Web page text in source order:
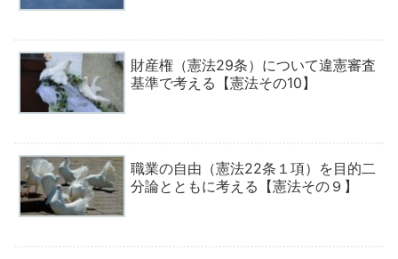
財産権（憲法29条）について違憲審査
基準で考える【憲法その10】
職業の自由（憲法22条１項）を目的二
分論とともに考える【憲法その９】